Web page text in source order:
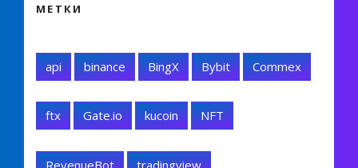
МЕТКИ
api binance BingX Bybit Commex
ftx Gate.io kucoin NFT
RevenueBot tradingview